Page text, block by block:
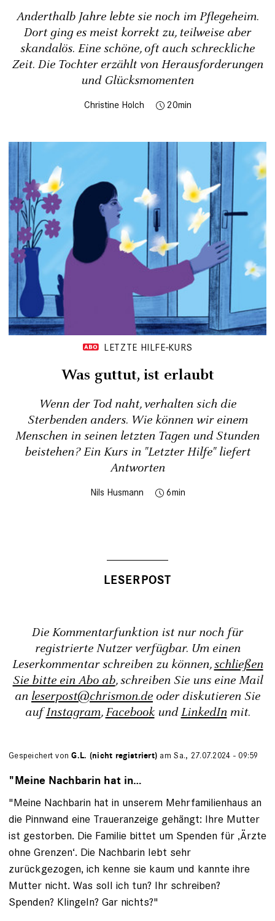
Anderthalb Jahre lebte sie noch im Pflegeheim.
Dort ging es meist korrekt zu, teilweise aber
skandalös. Eine schöne, oft auch schreckliche
Zeit. Die Tochter erzählt von Herausforderungen
und Glücksmomenten
Christine Holch 20
LETZTE HILFE-KURS
Was guttut, ist erlaubt
Wenn der Tod naht, verhalten sich die
Sterbenden anders. Wie können wir einem
Menschen in seinen letzten Tagen und Stunden
beistehen? Ein Kurs in "Letzter Hilfe" liefert
Antworten
Nils Husmann 6
Die Kommentarfunktion ist nur noch für
registrierte Nutzer verfügbar. Um einen
Leserkommentar schreiben zu können,schließen
Sie bitte ein Abo ab, schreiben Sie uns eine Mail
an leserpost@chrismon.de oder diskutieren Sie
aufInstagram,FacebookundLinkedInmit.
Gespeichert vonG.L. (nicht registriert) am Sa., 27.07.2024 - 09:59
"Meine Nachbarin hat in…
"Meine Nachbarin hat in unserem Mehrfamilienhaus an
die Pinnwand eine Traueranzeige gehängt: Ihre Mutter
ist gestorben. Die Familie bittet um Spenden für ‚Ärzte
ohne Grenzen‘. Die Nachbarin lebt sehr
zurückgezogen, ich kenne sie kaum und kannte ihre
Mutter nicht. Was soll ich tun? Ihr schreiben?
Spenden? Klingeln? Gar nichts?"